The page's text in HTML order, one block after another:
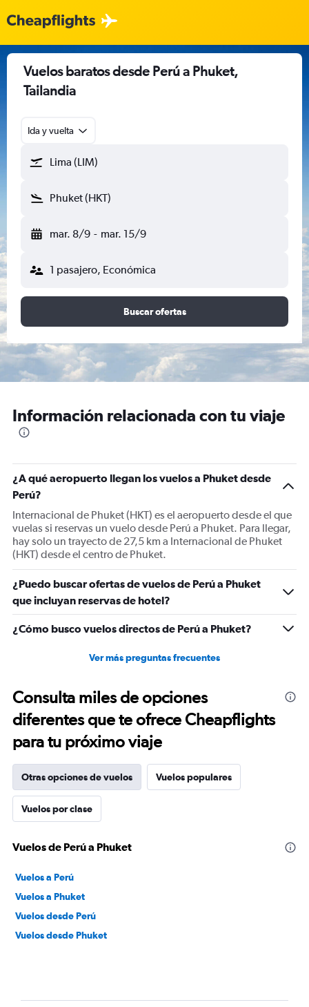
Vuelos baratos desde Perú a Phuket,
Tailandia
Ida y vuelta
Lima (LIM)
Phuket (HKT)
mar. 8/9 - mar. 15/9
1 pasajero, Económica
Buscar ofertas
Información relacionada con tu viaje
¿A qué aeropuerto llegan los vuelos a Phuket desde
Perú?
Internacional de Phuket (HKT) es el aeropuerto desde el que
vuelas si reservas un vuelo desde Perú a Phuket. Para llegar,
hay solo un trayecto de 27,5 km a Internacional de Phuket
(HKT) desde el centro de Phuket.
¿Puedo buscar ofertas de vuelos de Perú a Phuket
que incluyan reservas de hotel?
¿Cómo busco vuelos directos de Perú a Phuket?
Ver más preguntas frecuentes
Consulta miles de opciones
diferentes que te ofrece Cheapflights
para tu próximo viaje
Otras opciones de vuelos Vuelos populares
Vuelos por clase
Vuelos de Perú a Phuket
Vuelos a Perú
Vuelos a Phuket
Vuelos desde Perú
Vuelos desde Phuket